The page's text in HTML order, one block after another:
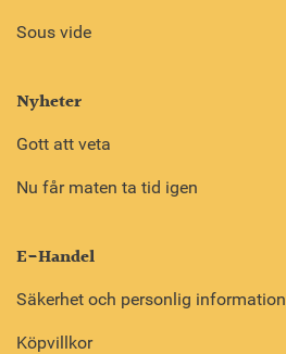
Sous vide
Nyheter
Gott att veta
Nu får maten ta tid igen
E-Handel
Säkerhet och personlig information
Köpvillkor